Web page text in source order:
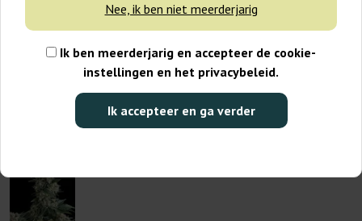
Nee, ik ben niet meerderjarig
Ik ben meerderjarig en accepteer de cookie-
instellingen en het privacybeleid.
Ik accepteer en ga verder